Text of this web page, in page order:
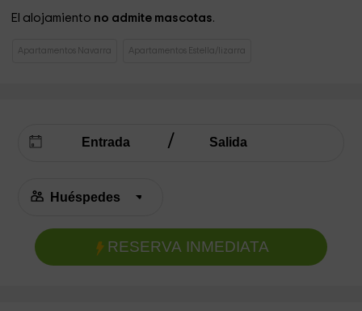
El alojamiento no admite mascotas.
Apartamentos Navarra Apartamentos Estella/lizarra
RESERVA INMEDIATA